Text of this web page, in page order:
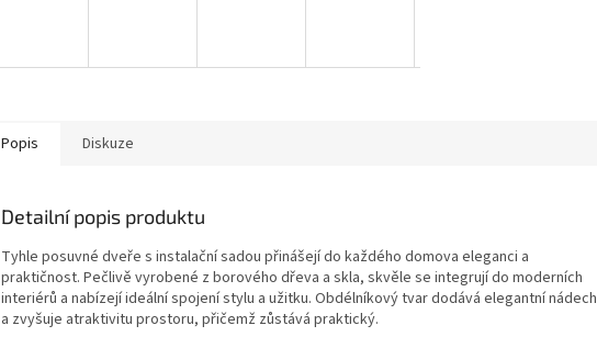
Popis Diskuze
Detailní popis produktu
Tyhle posuvné dveře s instalační sadou přinášejí do každého domova eleganci a
praktičnost. Pečlivě vyrobené z borového dřeva a skla, skvěle se integrují do moderních
interiérů a nabízejí ideální spojení stylu a užitku. Obdélníkový tvar dodává elegantní nádech
a zvyšuje atraktivitu prostoru, přičemž zůstává praktický.